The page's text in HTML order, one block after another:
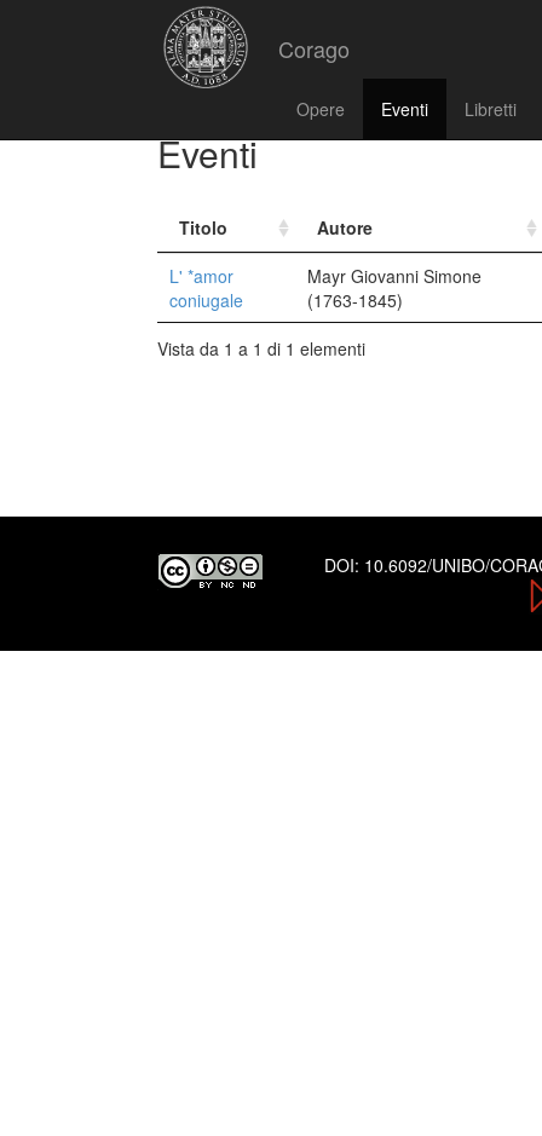
Corago
Opere Eventi Libretti
Eventi
Titolo
Autore
L' *amor
coniugale
Mayr Giovanni Simone
(1763-1845)
Vista da 1 a 1 di 1 elementi
DOI: 10.6092/UNIBO/